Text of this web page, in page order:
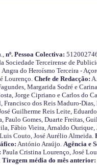
nº. Pessoa Colectiva:
Sociedade Terceirense de
do Heroísmo Terceira -
Lourenço. Chefe de Redacção:
Margarida Sodré e
Jorge Cipriano e Carlos do
Francisco dos Reis Maduro-
Guilherme Reis Leite,
Gomes, Duarte Freitas,
Fábio Vieira, Arnaldo
Couto, José Aurélio Almeida.
António Araújo. Agência e
Paula Cristina Lourenço, José
Tiragem média do mês anterior: